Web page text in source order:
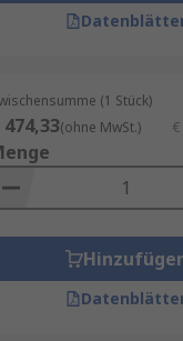
auch darüber.
DKD/DAkkS CALoder
(1 Stück)
474,33(ohne MwSt.)